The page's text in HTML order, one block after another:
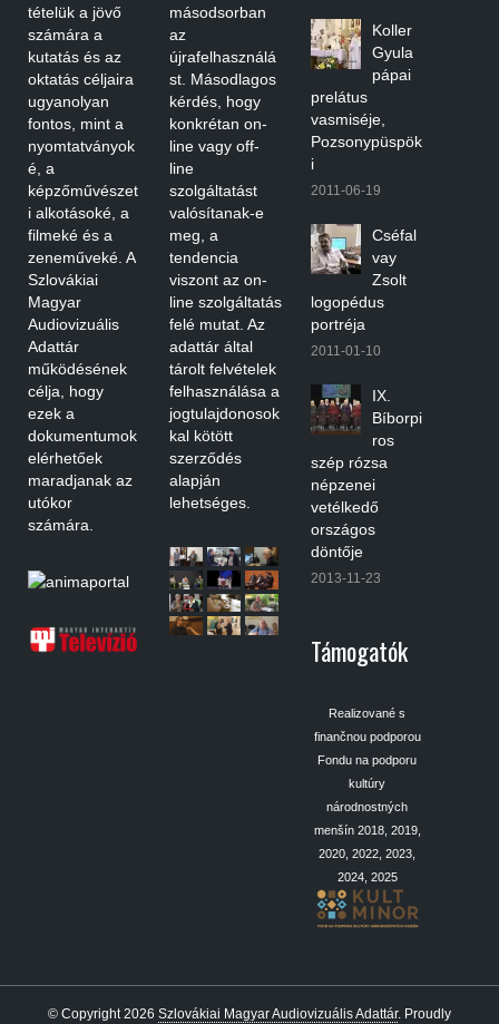
tételük a jövő
számára a
kutatás és az
oktatás céljaira
ugyanolyan
fontos, mint a
nyomtatványok
é, a
képzőművészet
i alkotásoké, a
filmeké és a
zeneműveké. A
Szlovákiai
Magyar
Audiovizuális
Adattár
működésének
célja, hogy
ezek a
dokumentumok
elérhetőek
maradjanak az
utókor
számára.
másodsorban
az
újrafelhasználá
st. Másodlagos
kérdés, hogy
konkrétan on-
line vagy off-
line
szolgáltatást
valósítanak-e
meg, a
tendencia
viszont az on-
line szolgáltatás
felé mutat. Az
adattár által
tárolt felvételek
felhasználása a
jogtulajdonosok
kal kötött
szerződés
alapján
lehetséges.
Koller
Gyula
pápai
prelátus
vasmiséje,
Pozsonypüspök
i
2011-06-19
Cséfal
vay
Zsolt
logopédus
portréja
2011-01-10
IX.
Bíborpi
ros
szép rózsa
népzenei
vetélkedő
országos
döntője
2013-11-23
Támogatók
Realizované s
finančnou podporou
Fondu na podporu
kultúry
národnostných
menšín 2018, 2019,
2020, 2022, 2023,
2024, 2025
© Copyright 2026 Szlovákiai Magyar Audiovizuális Adattár. Proudly